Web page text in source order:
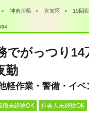
神奈川県 宮前区 10回
/04
でがっつり
勤
軽作業・警備・イベ
種未経験OK 社会人未経験OK